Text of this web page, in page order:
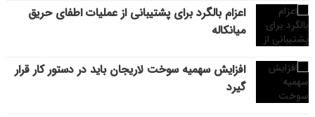
اعزام بالگرد برای پشتیبانی از عملیات اطفای حریق
میانکاله
افزایش سهمیه سوخت لاریجان باید در دستور کار قرار
گیرد